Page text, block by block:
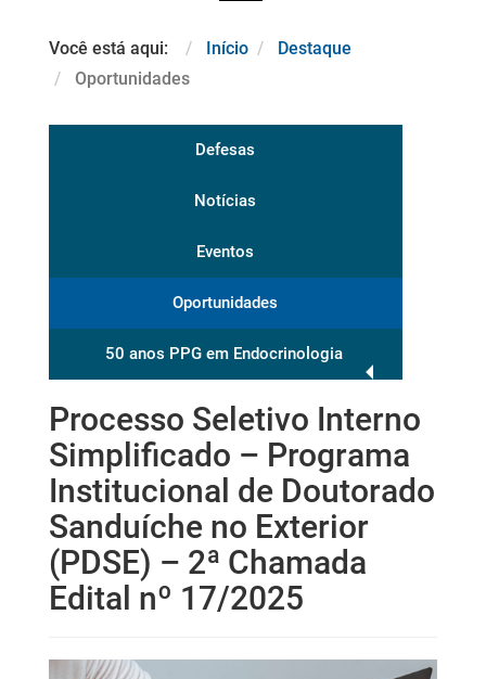
Você está aqui: Início
Destaque
Oportunidades
Defesas
Notícias
Eventos
Oportunidades
50 anos PPG em Endocrinologia
Processo Seletivo Interno
Simplificado – Programa
Institucional de Doutorado
Sanduíche no Exterior
(PDSE) – 2ª Chamada
Edital nº 17/2025